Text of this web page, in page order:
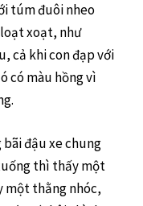
túm đuôi nheo
xoạt, như
cả khi con đạp với
có màu hồng vì
đậu xe chung
thì thấy một
một thằng nhóc,